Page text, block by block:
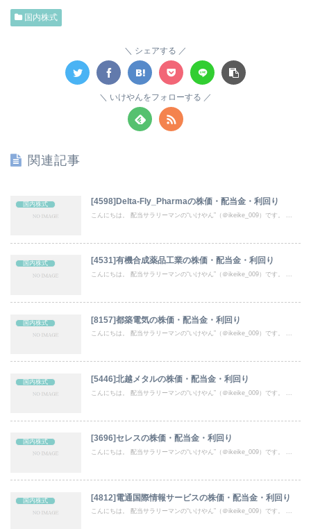
国内株式
シェアする
いけやんをフォローする
関連記事
国内株式 [4598]Delta-Fly_Pharmaの株価・配当金・利回り
こんにちは。 配当サラリーマンの“いけやん”（＠ikeike_009）です。 ...
国内株式 [4531]有機合成薬品工業の株価・配当金・利回り
こんにちは。 配当サラリーマンの“いけやん”（＠ikeike_009）です。 ...
国内株式 [8157]都築電気の株価・配当金・利回り
こんにちは。 配当サラリーマンの“いけやん”（＠ikeike_009）です。 ...
国内株式 [5446]北越メタルの株価・配当金・利回り
こんにちは。 配当サラリーマンの“いけやん”（＠ikeike_009）です。 ...
国内株式 [3696]セレスの株価・配当金・利回り
こんにちは。 配当サラリーマンの“いけやん”（＠ikeike_009）です。 ...
国内株式 [4812]電通国際情報サービスの株価・配当金・利回り
こんにちは。 配当サラリーマンの“いけやん”（＠ikeike_009）です。 ...